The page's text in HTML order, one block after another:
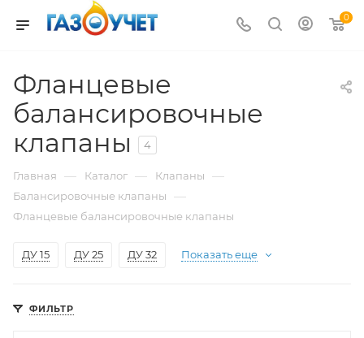
0
Фланцевые
балансировочные
клапаны
4
Главная — Каталог — Клапаны —
Балансировочные клапаны —
Фланцевые балансировочные клапаны
ДУ 15 ДУ 25 ДУ 32 Показать еще
ФИЛЬТР